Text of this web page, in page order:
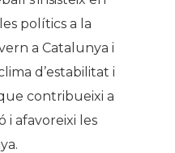
polítics a la
a Catalunya i
d’estabilitat i
contribueixi a
i afavoreixi les